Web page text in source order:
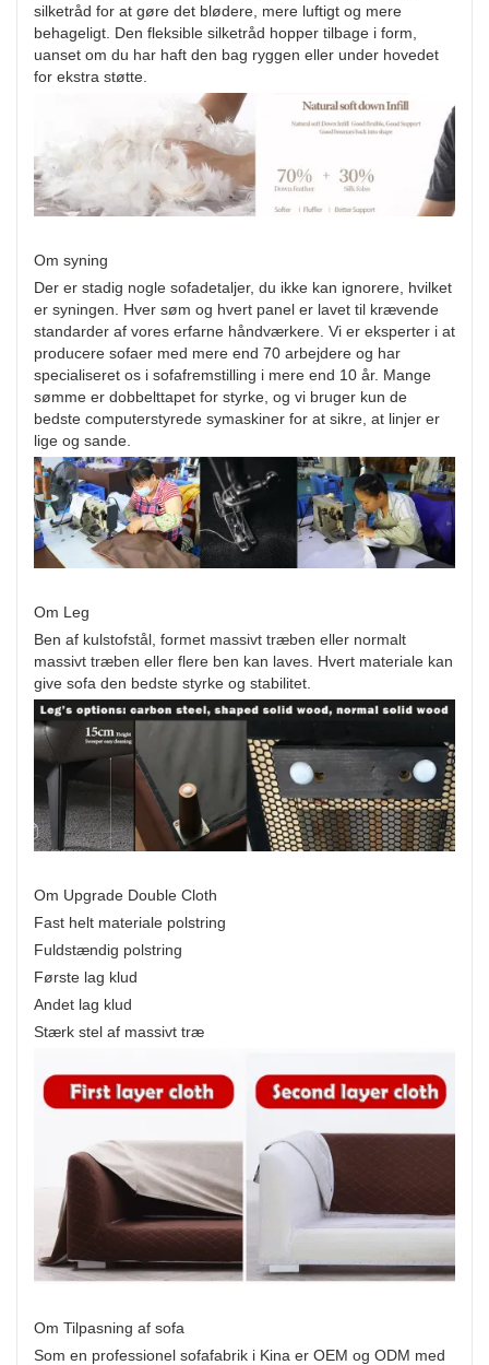
silketråd for at gøre det blødere, mere luftigt og mere
behageligt. Den fleksible silketråd hopper tilbage i form,
uanset om du har haft den bag ryggen eller under hovedet
for ekstra støtte.
Om syning
Der er stadig nogle sofadetaljer, du ikke kan ignorere, hvilket
er syningen. Hver søm og hvert panel er lavet til krævende
standarder af vores erfarne håndværkere. Vi er eksperter i at
producere sofaer med mere end 70 arbejdere og har
specialiseret os i sofafremstilling i mere end 10 år. Mange
sømme er dobbelttapet for styrke, og vi bruger kun de
bedste computerstyrede symaskiner for at sikre, at linjer er
lige og sande.
Om Leg
Ben af ​​kulstofstål, formet massivt træben eller normalt
massivt træben eller flere ben kan laves. Hvert materiale kan
give sofa den bedste styrke og stabilitet.
Om Upgrade Double Cloth
Fast helt materiale polstring
Fuldstændig polstring
Første lag klud
Andet lag klud
Stærk stel af massivt træ
Om Tilpasning af sofa
Som en professionel sofafabrik i Kina er OEM og ODM med